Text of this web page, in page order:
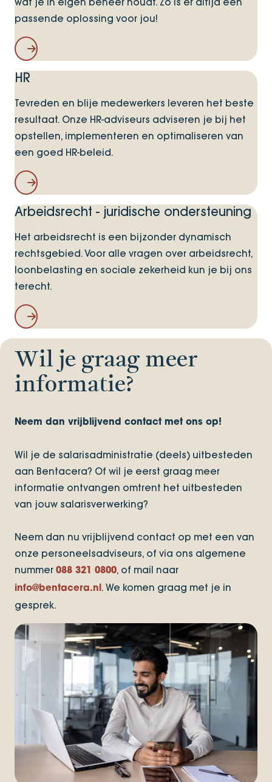
passende oplossing voor jou!
Interim Salarisadministratie
HR
Tevreden en blije medewerkers leveren het beste
resultaat. Onze HR-adviseurs adviseren je bij het
opstellen, implementeren en optimaliseren van
een goed HR-beleid.
Human Resource Management
Arbeidsrecht - juridische ondersteuning
Het arbeidsrecht is een bijzonder dynamisch
rechtsgebied. Voor alle vragen over arbeidsrecht,
loonbelasting en sociale zekerheid kun je bij ons
terecht.
Arbeidsrecht, Loonbelasting en Sociale Zekerheid
Wil je graag meer
informatie?
Neem dan vrijblijvend contact met ons op!
Wil je de salarisadministratie (deels) uitbesteden
aan Bentacera? Of wil je eerst graag meer
informatie ontvangen omtrent het uitbesteden
van jouw salarisverwerking?
Neem dan nu vrijblijvend contact op met een van
onze personeelsadviseurs, of via ons algemene
nummer 088 321 0800, of mail naar
info@bentacera.nl. We komen graag met je in
gesprek.